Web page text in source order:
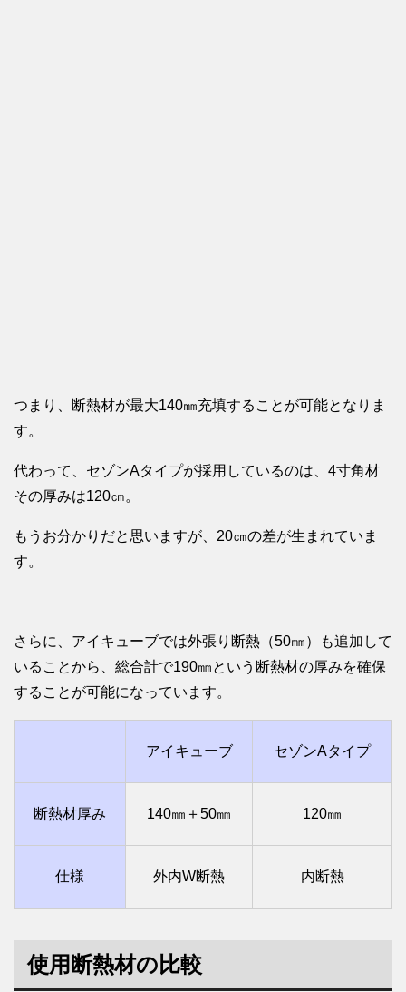
つまり、断熱材が最大140㎜充填することが可能となりま
す。
代わって、セゾンAタイプが採用しているのは、4寸角材
その厚みは120㎝。
もうお分かりだと思いますが、20㎝の差が生まれていま
す。
さらに、アイキューブでは外張り断熱（50㎜）も追加して
いることから、総合計で190㎜という断熱材の厚みを確保
することが可能になっています。
アイキューブ セゾンAタイプ
断熱材厚み 140㎜＋50㎜ 120㎜
仕様 外内W断熱 内断熱
使用断熱材の比較